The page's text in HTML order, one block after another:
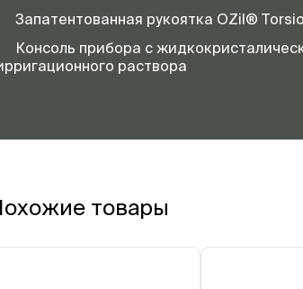
Запатентованная рукоятка OZil®
Консоль прибора с
раствора
товары